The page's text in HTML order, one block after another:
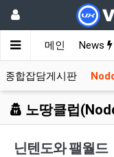
메인 News
종합잡담게시판
노땅클럽
닌텐도와 팰월드